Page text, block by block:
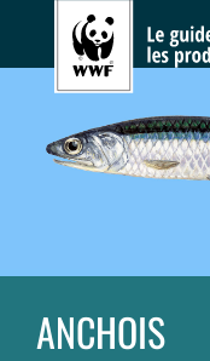
ANCHOIS